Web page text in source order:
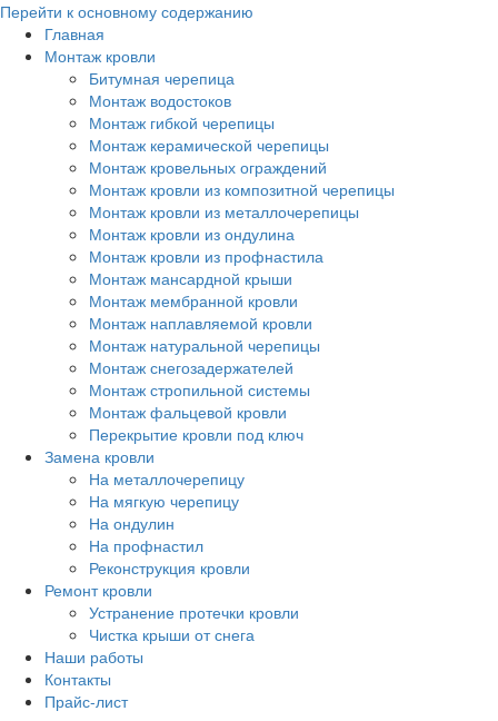
Перейти к основному содержанию
Главная
Монтаж кровли
Битумная черепица
Монтаж водостоков
Монтаж гибкой черепицы
Монтаж керамической черепицы
Монтаж кровельных ограждений
Монтаж кровли из композитной черепицы
Монтаж кровли из металлочерепицы
Монтаж кровли из ондулина
Монтаж кровли из профнастила
Монтаж мансардной крыши
Монтаж мембранной кровли
Монтаж наплавляемой кровли
Монтаж натуральной черепицы
Монтаж снегозадержателей
Монтаж стропильной системы
Монтаж фальцевой кровли
Перекрытие кровли под ключ
Замена кровли
На металлочерепицу
На мягкую черепицу
На ондулин
На профнастил
Реконструкция кровли
Ремонт кровли
Устранение протечки кровли
Чистка крыши от снега
Наши работы
Контакты
Прайс-лист